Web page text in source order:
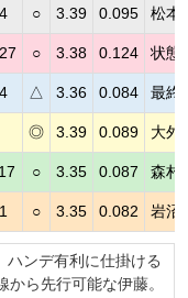
○ 3.39 0.095 松本
○ 3.38 0.124 状態
△ 3.36 0.084 最終
◎ 3.39 0.089 大外
○ 3.35 0.087 森村
○ 3.35 0.082 岩沼
ハンデ有利に仕掛ける
ら先行可能な伊藤。